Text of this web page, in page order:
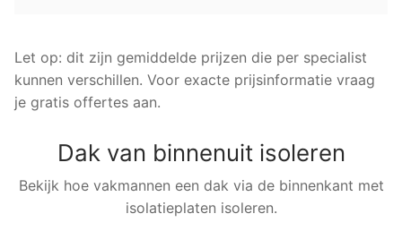
Let op: dit zijn gemiddelde prijzen die per specialist
kunnen verschillen. Voor exacte prijsinformatie vraag
je gratis offertes aan.
Dak van binnenuit isoleren
Bekijk hoe vakmannen een dak via de binnenkant met
isolatieplaten isoleren.